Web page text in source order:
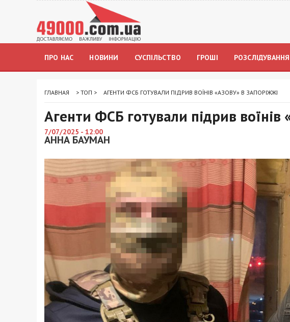
ПРО НАС НОВИНИ СУСПІЛЬСТВО ГРОШІ РОЗСЛІДУВАННЯ
ГЛАВНАЯ > ТОП > АГЕНТИ ФСБ ГОТУВАЛИ ПІДРИВ ВОЇНІВ «АЗОВУ» В ЗАПОРІЖЖІ
Агенти ФСБ готували підрив воїнів
7/07/2025 - 12:00
АННА БАУМАН